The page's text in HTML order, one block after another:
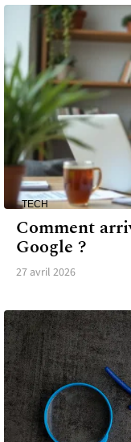
TECH
Comment
Google ?
27 avril 2026